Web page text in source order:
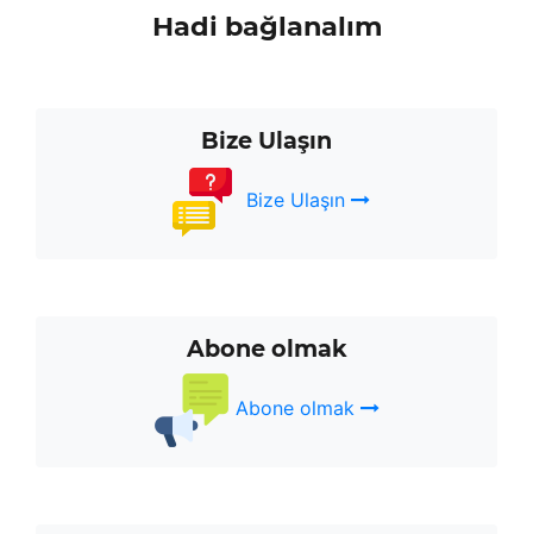
Hadi bağlanalım
Bize Ulaşın
Bize Ulaşın
Abone olmak
Abone olmak